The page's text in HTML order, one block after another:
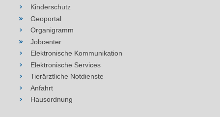
Kinderschutz
Geoportal
Organigramm
Jobcenter
Elektronische Kommunikation
Elektronische Services
Tierärztliche Notdienste
Anfahrt
Hausordnung